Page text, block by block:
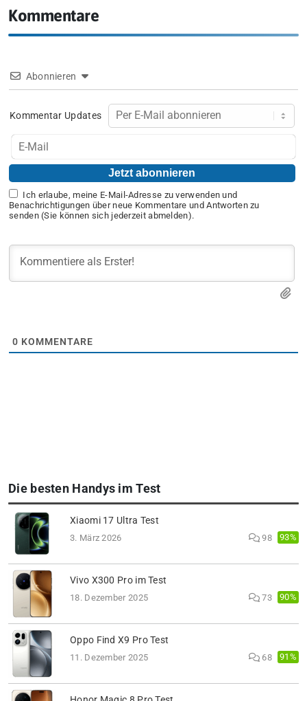
Kommentare
Abonnieren
Kommentar Updates
Ich erlaube, meine E-Mail-Adresse zu verwenden und
Benachrichtigungen über neue Kommentare und Antworten zu
senden (Sie können sich jederzeit abmelden).
0 KOMMENTARE
Die besten Handys im Test
Xiaomi 17 Ultra Test
3. März 2026 98 93%
Vivo X300 Pro im Test
18. Dezember 2025 73 90%
Oppo Find X9 Pro Test
11. Dezember 2025 68 91%